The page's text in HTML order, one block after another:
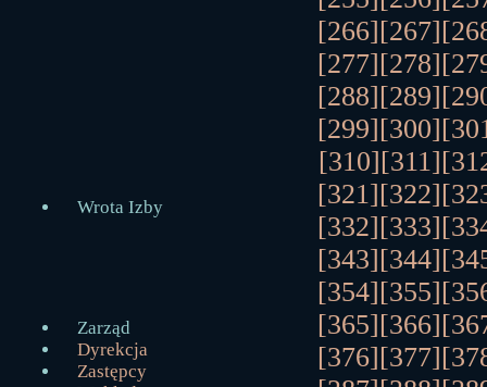
Wrota Izby
Zarząd
Dyrekcja
Zastępcy
[266][267]
[277][278]
[288][289]
[299][300]
[310][311]
[321][322]
[332][333]
[343][344]
[354][355]
[365][366]
[376][377]